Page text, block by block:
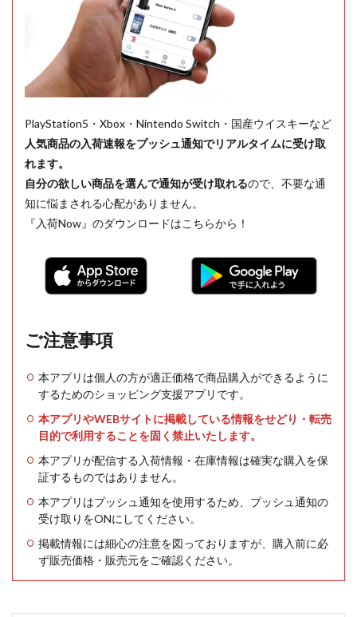
PlayStation5・Xbox・Nintendo Switch・国産ウイスキーなど
人気商品の入荷速報をプッシュ通知でリアルタイムに受け取
れます。
自分の欲しい商品を選んで通知が受け取れるので、不要な通
知に悩まされる心配がありません。
『入荷Now』のダウンロードはこちらから！
ご注意事項
本アプリは個人の方が適正価格で商品購入ができるように
するためのショッピング支援アプリです。
本アプリやWEBサイトに掲載している情報をせどり・転売
目的で利用することを固く禁止いたします。
本アプリが配信する入荷情報・在庫情報は確実な購入を保
証するものではありません。
本アプリはプッシュ通知を使用するため、プッシュ通知の
受け取りをONにしてください。
掲載情報には細心の注意を図っておりますが、購入前に必
ず販売価格・販売元をご確認ください。